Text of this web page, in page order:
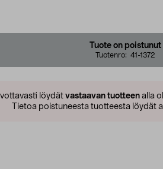
Tuote on poistunut
Tuotenro: 41-1372
löydät vastaavan tuotteen alla
Tietoa poistuneesta tuotteesta löydät